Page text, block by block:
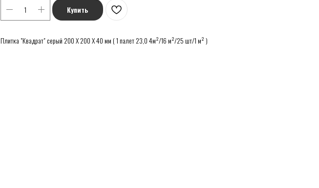
Купить
Плитка "Квадрат" серый 200 Х 200 Х 40 мм ( 1 палет 23,0 4м²/16 м²/25 шт/1 м² )